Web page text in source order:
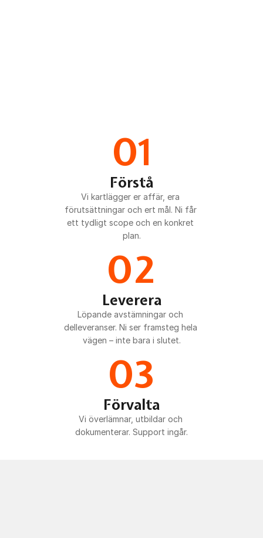
01
Förstå
Vi kartlägger er affär, era
förutsättningar och ert mål. Ni får
ett tydligt scope och en konkret
plan.
02
Leverera
Löpande avstämningar och
delleveranser. Ni ser framsteg hela
vägen – inte bara i slutet.
03
Förvalta
Vi överlämnar, utbildar och
dokumenterar. Support ingår.